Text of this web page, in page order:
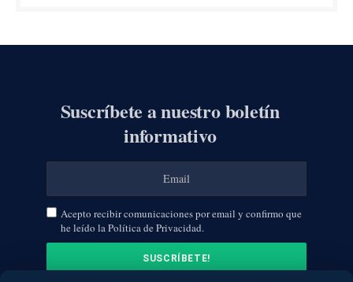
Suscríbete a nuestro boletín
informativo
Acepto recibir comunicaciones por email y confirmo que
he leído la Política de Privacidad.